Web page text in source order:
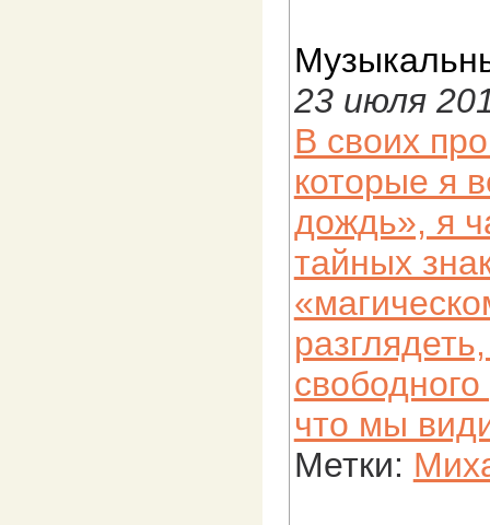
23 июля
В своих
которые я
дождь», я
тайных
что мы
Метки: